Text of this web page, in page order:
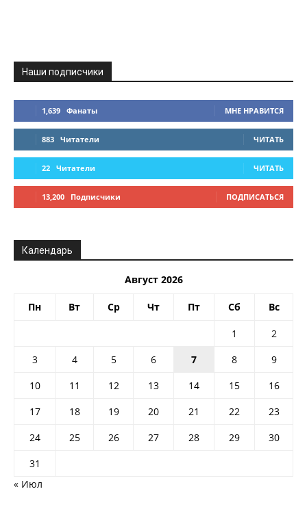
Наши подписчики
1,639 Фанаты МНЕ НРАВИТСЯ
883 Читатели ЧИТАТЬ
22 Читатели ЧИТАТЬ
13,200 Подписчики ПОДПИСАТЬСЯ
Календарь
Август 2026
Пн Вт Ср Чт Пт Сб Вс
1
2
3
4 5 6 7 8
9
10
11 12 13 14 15
16
17
18 19 20 21 22
23
24
25 26 27 28 29
30
31
« Июл